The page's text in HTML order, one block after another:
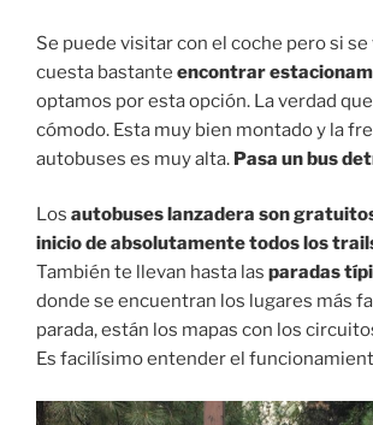
Se puede visitar con el coche pero si se
cuesta bastante encontrar
optamos por esta opción. La verdad
cómodo. Esta muy bien montado y la
autobuses es muy alta. Pasa un bus
Los autobuses lanzadera son
inicio de absolutamente todos los
También te llevan hasta las paradas
donde se encuentran los lugares más
parada, están los mapas con los
Es facilísimo entender el